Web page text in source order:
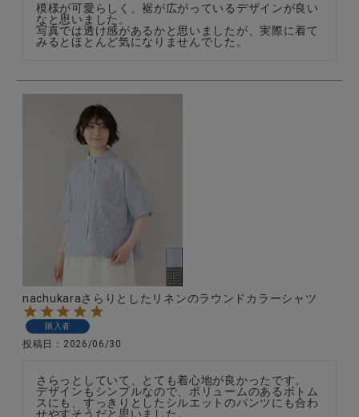
模様が可愛らしく、裾が広がっているデザインが良い
なと思いました。
写真では透け感があるかと思いましたが、実際に着て
みるとほとんど気になりませんでした。
nachukaraさらりとしたリネンのラウンドカラーシャツ
購入者
投稿日 2026/06/30
さらっとしていて、とても着心地が良かったです。
デザインもシンプルなので、ボリュームのあるボトム
スにも、すっきりとしたシルエットのパンツにも合わ
せやすそうだと思いました。